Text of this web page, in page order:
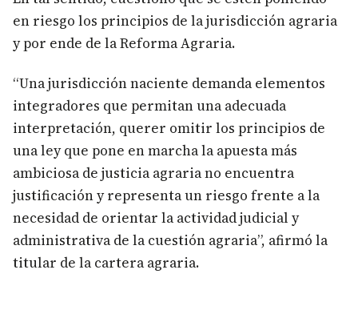
en riesgo los principios de la jurisdicción agraria
y por ende de la Reforma Agraria.
“Una jurisdicción naciente demanda elementos
integradores que permitan una adecuada
interpretación, querer omitir los principios de
una ley que pone en marcha la apuesta más
ambiciosa de justicia agraria no encuentra
justificación y representa un riesgo frente a la
necesidad de orientar la actividad judicial y
administrativa de la cuestión agraria”, afirmó la
titular de la cartera agraria.